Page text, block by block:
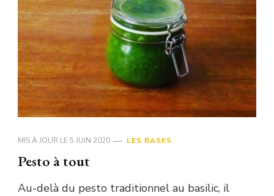
MIS À JOUR LE 5 JUIN 2020 LES BASES
Pesto à tout
Au-delà du pesto traditionnel au basilic, il